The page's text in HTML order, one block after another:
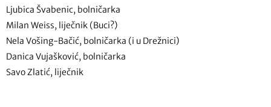
Ljubica Švabenic, bolničarka
Milan Weiss, liječnik (Buci?)
Nela Vošing-Bačić, bolničarka (i u Drežnici)
Danica Vujašković, bolničarka
Savo Zlatić, liječnik